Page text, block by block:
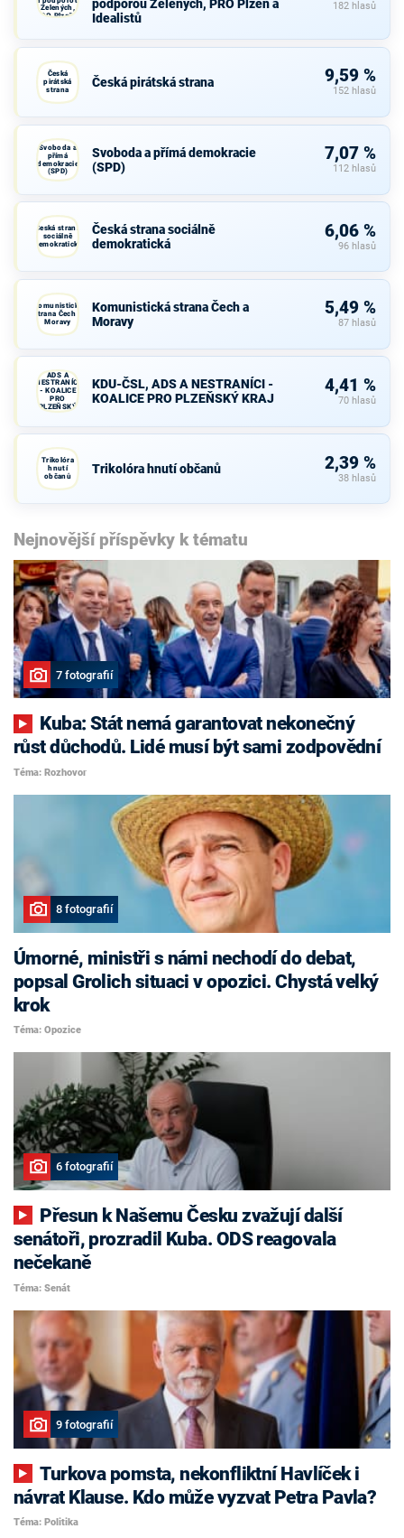
Zelených,
PRO Plzeň a
podporou Zelených, PRO Plzeň a
Idealistů
182 hlasů
Česká
pirátská
strana
Česká pirátská strana 9,59 %
152 hlasů
Svoboda a
přímá
demokracie
(SPD)
Svoboda a přímá demokracie
(SPD)
7,07 %
112 hlasů
Česká strana
sociálně
demokratická
Česká strana sociálně
demokratická
6,06 %
96 hlasů
Komunistická
strana Čech a
Moravy
Komunistická strana Čech a
Moravy
5,49 %
87 hlasů
ADS A
NESTRANÍCI
- KOALICE
PRO
PLZEŇSKÝ
KRAJ
KDU-ČSL, ADS A NESTRANÍCI -
KOALICE PRO PLZEŇSKÝ KRAJ
4,41 %
70 hlasů
Trikolóra
hnutí
občanů
Trikolóra hnutí občanů 2,39 %
38 hlasů
Nejnovější příspěvky k tématu
7 fotografií
růst důchodů. Lidé musí být sami zodpovědní
Téma: Rozhovor
8 fotografií
Úmorné, ministři s námi nechodí do debat,
popsal Grolich situaci v opozici. Chystá velký
krok
Téma: Opozice
6 fotografií
senátoři, prozradil Kuba. ODS reagovala
nečekaně
Téma: Senát
9 fotografií
Turkova pomsta, nekonfliktní Havlíček i
návrat Klause. Kdo může vyzvat Petra Pavla?
Téma: Politika